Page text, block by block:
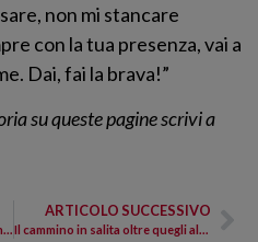
non mi stancare
con la tua presenza, vai a
Dai, fai la brava!”
su queste pagine scrivi a
Nonostante tutto mi sento fortunata!
ARTICOLO SUCCESSIVO
Il cammino in salita oltre quegli alberi